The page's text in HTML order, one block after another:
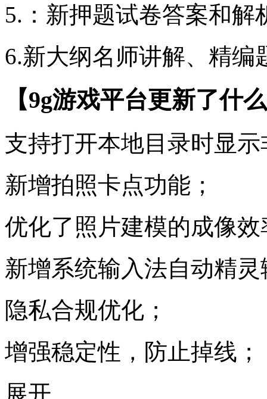
5.：新押题试卷答案和
6.新大纲名师讲解、精编
【9g游戏平台更新了什
支持打开本地目录时显示
新增拍照卡点功能；
优化了照片建模的成像效
新增系统输入法自动精灵
隐私合规优化；
增强稳定性，防止掉线；
展开